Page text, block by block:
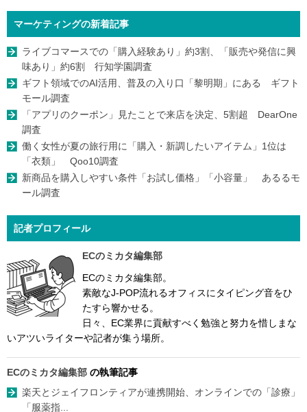
マーケティングの新着記事
ライブコマースでの「購入経験あり」約3割、「販売や発信に興
味あり」約6割 行知学園調査
ギフト領域でのAI活用、普及の入り口「黎明期」にある ギフト
モール調査
「アプリのクーポン」見たことで来店を決定、5割超 DearOne
調査
働く女性が夏の旅行用に「購入・新調したいアイテム」1位は
「衣類」 Qoo10調査
新商品を購入しやすい条件「お試し価格」「小容量」 あるるモ
ール調査
記者プロフィール
ECのミカタ編集部
ECのミカタ編集部。
素敵なJ-POP流れるオフィスにタイピング音をひ
たすら響かせる。
日々、EC業界に貢献すべく勉強と努力を惜しまな
いアツいライターや記者が集う場所。
ECのミカタ編集部 の執筆記事
楽天とジェイフロンティアが連携開始、オンラインでの「診療」
「服薬指...